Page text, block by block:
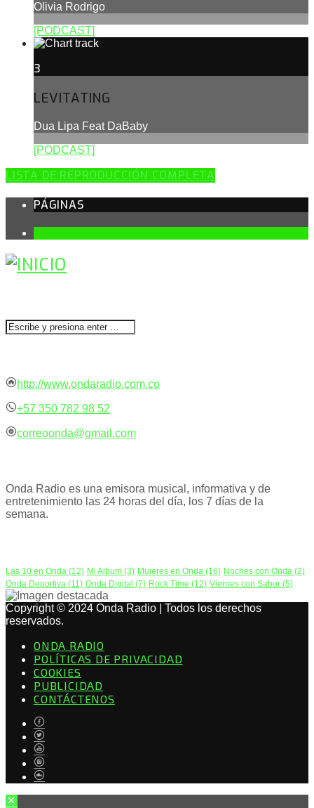
Olivia Rodrigo
[PODCAST]
3
LEVITATING
Dua Lipa Feat DaBaby
[PODCAST]
LISTA DE REPRODUCCIÓN COMPLETA
PÁGINAS
http://www.ondaradio.com.co
+57 350 782 98 52
correoonda@gmail.com
Onda Radio es una emisora musical, informativa y de
entretenimiento las 24 horas del día, los 7 días de la
semana.
Las 10 en Onda (12) Mi Album (3) Mujeres en Onda (16) Noches con Onda (2)
Onda Deportiva (11) Onda Digital (7) Rock Time (12) Viernes con Sabor (5)
Copyright © 2024 Onda Radio | Todos los derechos
reservados.
ONDA RADIO
POLÍTICAS DE PRIVACIDAD
COOKIES
PUBLICIDAD
CONTÁCTENOS